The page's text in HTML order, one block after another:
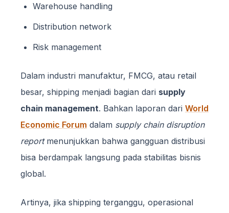
Warehouse handling
Distribution network
Risk management
Dalam industri manufaktur, FMCG, atau retail
besar, shipping menjadi bagian dari supply
chain management. Bahkan laporan dari World
Economic Forum dalam supply chain disruption
reportmenunjukkan bahwa gangguan distribusi
bisa berdampak langsung pada stabilitas bisnis
global.
Artinya, jika shipping terganggu, operasional